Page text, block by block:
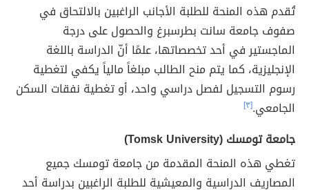
تُقدم هذه المنحة للطلبة الأجانب الراغبين بالالتحاق في
صفوف جامعة سانت بطرسبرغ والحصول على درجة
الماجستير في أحد تخصصاتها، علمًا أنّ الدراسة باللغة
الإنجليزية، كما يتم منح الطالب مبلغاً مالياً يكفي لتغطية
رسوم التسجيل لفصل دراسي واحد، أو تغطية نفقات السكن
الجامعي.[٣]
جامعة تومسك (Tomsk University)
تغطي هذه المنحة المقدمة من جامعة تومسك جميع
المصاريف الدراسية والمعيشية للطلبة الراغبين بدراسة أحد